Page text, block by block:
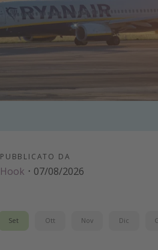
PUBBLICATO DA
Hook · 07/08/2026
Set Ott Nov Dic